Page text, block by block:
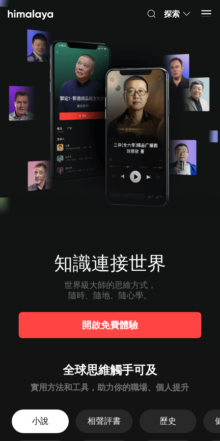
Himalaya-有聲書
4.8k 安裝
打開 App
知識連接世界
世界級大師的思維方式，
隨時、隨地、隨心學。
實用方法和工具，助力你的職場、個人提升